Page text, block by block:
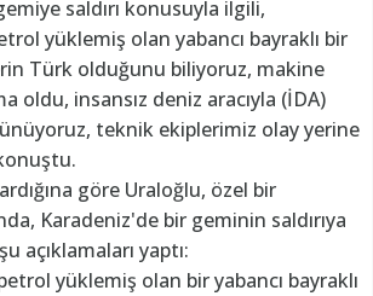
saldırı konusuyla ilgili,
yüklemiş olan yabancı bayraklı bir
Türk olduğunu biliyoruz, makine
oldu, insansız deniz aracıyla (İDA)
teknik ekiplerimiz olay yerine
göre Uraloğlu, özel bir
Karadeniz'de bir geminin saldırıya
açıklamaları yaptı:
yüklemiş olan bir yabancı bayraklı